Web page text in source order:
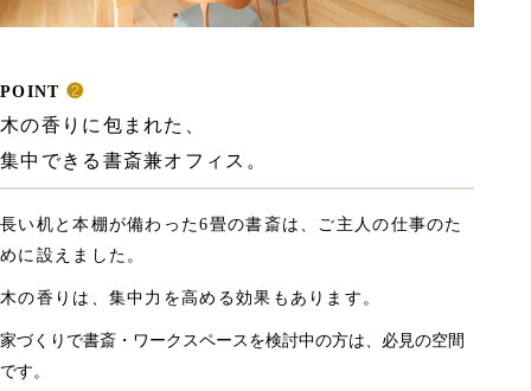
POINT ❷
木の香りに包まれた、
集中できる書斎兼オフィス。
長い机と本棚が備わった6畳の書斎は、ご主人の仕事のた
めに設えました。
木の香りは、集中力を高める効果もあります。
家づくりで書斎・ワークスペースを検討中の方は、必見の空間
です。